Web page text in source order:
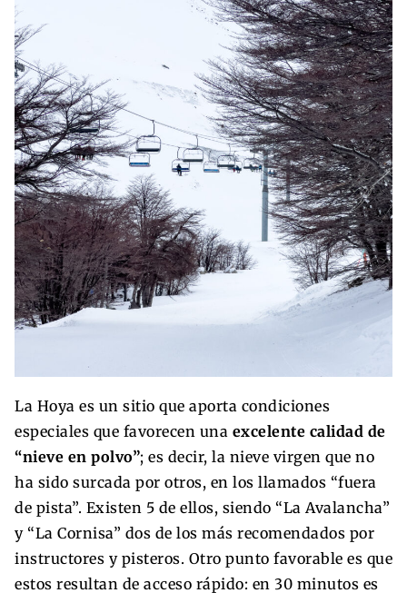
La Hoya es un sitio que aporta condiciones
especiales que favorecen una excelente calidad de
“nieve en polvo”; es decir, la nieve virgen que no
ha sido surcada por otros, en los llamados “fuera
de pista”. Existen 5 de ellos, siendo “La Avalancha”
y “La Cornisa” dos de los más recomendados por
instructores y pisteros. Otro punto favorable es que
estos resultan de acceso rápido: en 30 minutos es